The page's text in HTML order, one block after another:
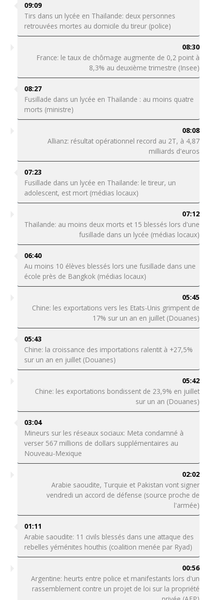
09:09
Tirs dans un lycée en Thaïlande: deux personnes
retrouvées mortes au domicile du tireur (police)
08:30
France: le taux de chômage augmente de 0,2 point à
8,3% au deuxième trimestre (Insee)
08:27
Fusillade dans un lycée en Thaïlande : au moins quatre
morts (ministre)
08:08
Allianz: résultat opérationnel record au 2T, à 4,87
milliards d'euros
07:23
Fusillade dans un lycée en Thaïlande: le tireur, un
adolescent, est mort (médias locaux)
07:12
Thaïlande: au moins deux morts et 15 blessés lors d'une
fusillade dans un lycée (médias locaux)
06:40
Au moins 10 élèves blessés lors une fusillade dans une
école près de Bangkok (médias locaux)
05:45
Chine: les exportations vers les Etats-Unis grimpent de
17% sur un an en juillet (Douanes)
05:43
Chine: la croissance des importations ralentit à +27,5%
sur un an en juillet (Douanes)
05:42
Chine: les exportations bondissent de 23,9% en juillet
sur un an (Douanes)
03:04
Mineurs sur les réseaux sociaux: Meta condamné à
verser 567 millions de dollars supplémentaires au
Nouveau-Mexique
02:02
Arabie saoudite, Turquie et Pakistan vont signer
vendredi un accord de défense (source proche de
l'armée)
01:11
Arabie saoudite: 11 civils blessés dans une attaque des
rebelles yéménites houthis (coalition menée par Ryad)
00:56
Argentine: heurts entre police et manifestants lors d'un
rassemblement contre un projet de loi sur la propriété